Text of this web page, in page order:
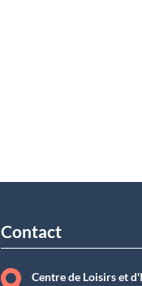
Contact
Centre de Loisirs et